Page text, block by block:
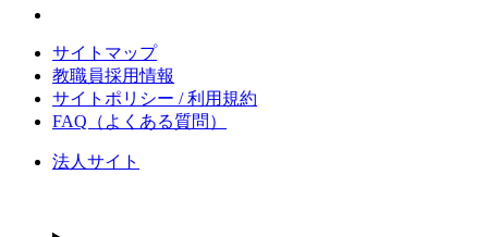
サイトマップ
教職員採用情報
サイトポリシー / 利用規約
FAQ（よくある質問）
法人サイト